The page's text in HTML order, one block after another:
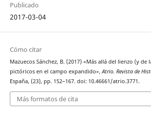
Publicado
2017-03-04
Cómo citar
Mazuecos Sánchez, B. (2017) «Más allá del lienzo (y
pictóricos en el campo expandido»,Atrio. Revista de
España, (23), pp. 152–167. doi: 10.46661/atrio.3771.
Más formatos de cita